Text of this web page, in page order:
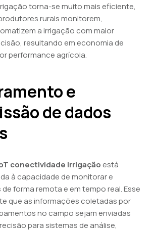
torna-se muito mais eficiente,
rurais monitorem,
a irrigação com maior
resultando em economia de
performance agrícola.
e
de dados
conectividade irrigação está
à capacidade de monitorar e
forma remota e em tempo real. Esse
que as informações coletadas por
no campo sejam enviadas
para sistemas de análise,